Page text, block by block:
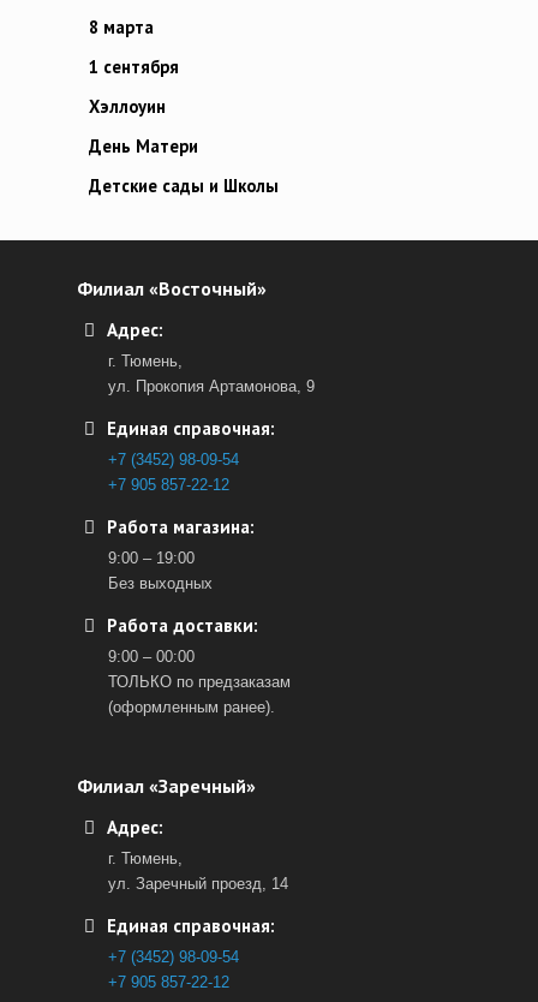
8 марта
1 сентября
Хэллоуин
День Матери
Детские сады и Школы
Филиал «Восточный»
Адрес:
г. Тюмень,
ул. Прокопия Артамонова, 9
Единая справочная:
+7 (3452) 98-09-54
+7 905 857-22-12
Работа магазина:
9:00 – 19:00
Без выходных
Работа доставки:
9:00 – 00:00
ТОЛЬКО по предзаказам
(оформленным ранее).
Филиал «Заречный»
Адрес:
г. Тюмень,
ул. Заречный проезд, 14
Единая справочная:
+7 (3452) 98-09-54
+7 905 857-22-12